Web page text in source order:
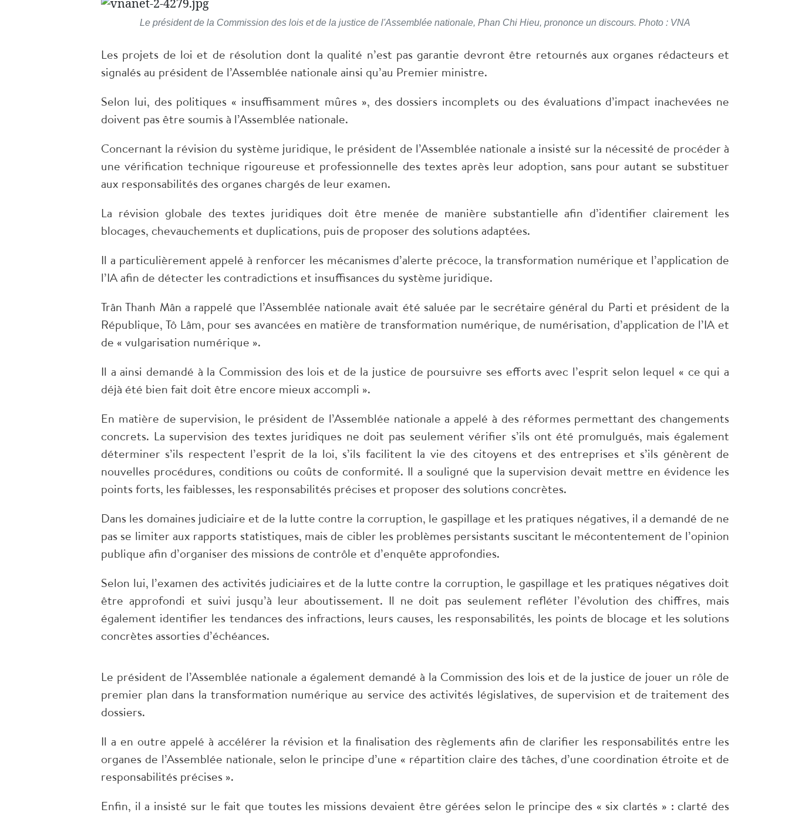
Le président de la Commission des lois et de la justice de l'Assemblée nationale, Phan Chi Hieu, prononce un discours. Photo : VNA
Les projets de loi et de résolution dont la qualité n’est pas garantie devront être retournés aux organes rédacteurs et
signalés au président de l’Assemblée nationale ainsi qu’au Premier ministre.
Selon lui, des politiques « insuffisamment mûres », des dossiers incomplets ou des évaluations d’impact inachevées ne
doivent pas être soumis à l’Assemblée nationale.
Concernant la révision du système juridique, le président de l’Assemblée nationale a insisté sur la nécessité de procéder à
une vérification technique rigoureuse et professionnelle des textes après leur adoption, sans pour autant se substituer
aux responsabilités des organes chargés de leur examen.
La révision globale des textes juridiques doit être menée de manière substantielle afin d’identifier clairement les
blocages, chevauchements et duplications, puis de proposer des solutions adaptées.
Il a particulièrement appelé à renforcer les mécanismes d’alerte précoce, la transformation numérique et l’application de
l’IA afin de détecter les contradictions et insuffisances du système juridique.
Trân Thanh Mân a rappelé que l’Assemblée nationale avait été saluée par le secrétaire général du Parti et président de la
République, Tô Lâm, pour ses avancées en matière de transformation numérique, de numérisation, d’application de l’IA et
de « vulgarisation numérique ».
Il a ainsi demandé à la Commission des lois et de la justice de poursuivre ses efforts avec l’esprit selon lequel « ce qui a
déjà été bien fait doit être encore mieux accompli ».
En matière de supervision, le président de l’Assemblée nationale a appelé à des réformes permettant des changements
concrets. La supervision des textes juridiques ne doit pas seulement vérifier s’ils ont été promulgués, mais également
déterminer s’ils respectent l’esprit de la loi, s’ils facilitent la vie des citoyens et des entreprises et s’ils génèrent de
nouvelles procédures, conditions ou coûts de conformité. Il a souligné que la supervision devait mettre en évidence les
points forts, les faiblesses, les responsabilités précises et proposer des solutions concrètes.
Dans les domaines judiciaire et de la lutte contre la corruption, le gaspillage et les pratiques négatives, il a demandé de ne
pas se limiter aux rapports statistiques, mais de cibler les problèmes persistants suscitant le mécontentement de l’opinion
publique afin d’organiser des missions de contrôle et d’enquête approfondies.
Selon lui, l’examen des activités judiciaires et de la lutte contre la corruption, le gaspillage et les pratiques négatives doit
être approfondi et suivi jusqu’à leur aboutissement. Il ne doit pas seulement refléter l’évolution des chiffres, mais
également identifier les tendances des infractions, leurs causes, les responsabilités, les points de blocage et les solutions
concrètes assorties d’échéances.
Le président de l’Assemblée nationale a également demandé à la Commission des lois et de la justice de jouer un rôle de
premier plan dans la transformation numérique au service des activités législatives, de supervision et de traitement des
dossiers.​
Il a en outre appelé à accélérer la révision et la finalisation des règlements afin de clarifier les responsabilités entre les
organes de l’Assemblée nationale, selon le principe d’une « répartition claire des tâches, d’une coordination étroite et de
responsabilités précises ».​
Enfin, il a insisté sur le fait que toutes les missions devaient être gérées selon le principe des « six clartés » : clarté des